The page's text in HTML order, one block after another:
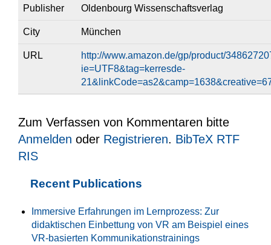
Publisher Oldenbourg Wissenschaftsverlag
City München
URL
http://www.amazon.de/gp/product/
ie=UTF8&tag=kerresde-
Zum Verfassen von Kommentaren bitte
Anmelden oder Registrieren. BibTeX RTF
RIS
Recent Publications
Immersive Erfahrungen im Lernprozess: Zur
didaktischen Einbettung von VR am Beispiel eines
VR-basierten Kommunikationstrainings